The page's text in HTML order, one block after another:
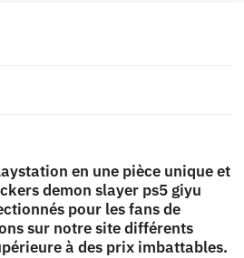
en une pièce unique et
demon slayer ps5 giyu
pour les fans de
sur notre site différents
à des prix imbattables.